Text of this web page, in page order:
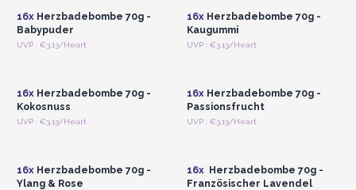
16xHerzbadebombe 70g -
Babypuder
UVP : €3.13/Heart
16xHerzbadebombe 70g -
Kaugummi
UVP : €3.13/Heart
Anmelden oder
16xHerzbadebombe 70g -
Kokosnuss
UVP : €3.13/Heart
Anmelden oder
16xHerzbadebombe 70g -
Passionsfrucht
UVP : €3.13/Heart
Anmelden oder
16xHerzbadebombe 70g -
Ylang & Rose
Anmelden oder
16xHerzbadebombe 70g -
Französischer Lavendel